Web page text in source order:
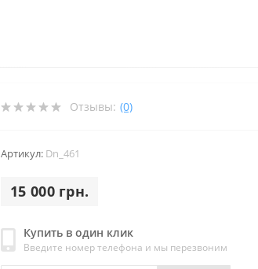
Отзывы: (0)
Артикул: Dn_461
15 000 грн.
Купить в один клик
Введите номер телефона и мы перезвоним